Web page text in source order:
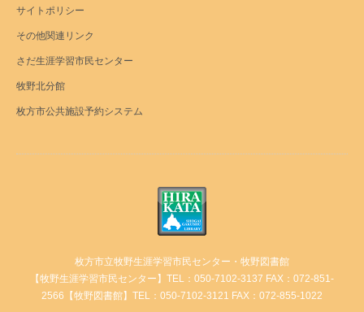
サイトポリシー
その他関連リンク
さだ生涯学習市民センター
牧野北分館
枚方市公共施設予約システム
枚方市立牧野生涯学習市民センター・牧野図書館
【牧野生涯学習市民センター】TEL：050-7102-3137 FAX：072-851-
2566【牧野図書館】TEL：050-7102-3121 FAX：072-855-1022